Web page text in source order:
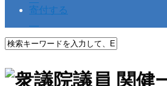
寄付する